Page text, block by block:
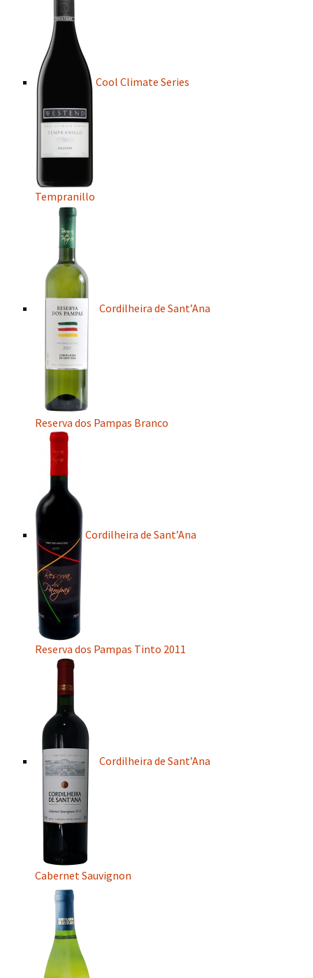
Cool Climate Series
Tempranillo
Cordilheira de Sant’Ana
Reserva dos Pampas Branco
Cordilheira de Sant’Ana
Reserva dos Pampas Tinto 2011
Cordilheira de Sant’Ana
Cabernet Sauvignon